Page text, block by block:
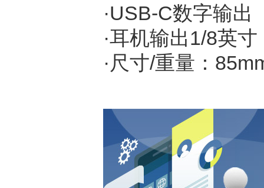
·USB-C数字输出
·耳机输出1/8英寸
·尺寸/重量：